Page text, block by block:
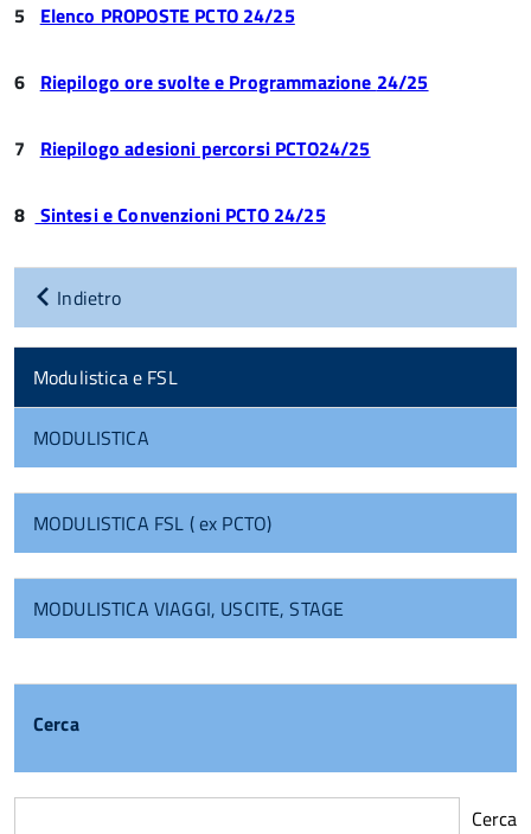
5 Elenco PROPOSTE PCTO 24/25
6 Riepilogo ore svolte e Programmazione 24/25
7 Riepilogo adesioni percorsi PCTO24/25
8 Sintesi e Convenzioni PCTO 24/25
Indietro
Modulistica e FSL
MODULISTICA
MODULISTICA FSL ( ex PCTO)
MODULISTICA VIAGGI, USCITE, STAGE
Cerca
Cerca